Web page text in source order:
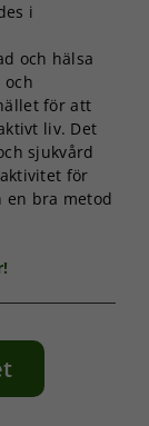
i
och hälsa
och
för att
liv. Det
sjukvård
för
en bra metod